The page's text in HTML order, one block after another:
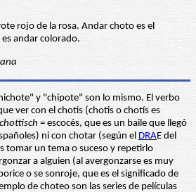
rojo de la rosa. Andar choto es el
andar colorado.
y "chipote" son lo mismo. El verbo
ver con el chotis (chotis o chotís es
= escocés, que es un baile que llegó
ni con chotar (según el DRAE del
tomar un tema o suceso y repetirlo
a alguien (al avergonzarse es muy
o se sonroje, que es el significado de
de choteo son las series de películas